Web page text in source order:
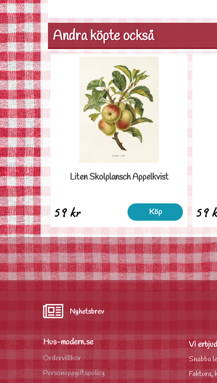
Andra köpte också
Liten Skolplansch Äppelkvist
59 kr Köp 59
Nyhetsbrev
Hus-modern.se
Ordervilllkor
Personuppgiftspolicy
Vi
Snabba
Faktura,